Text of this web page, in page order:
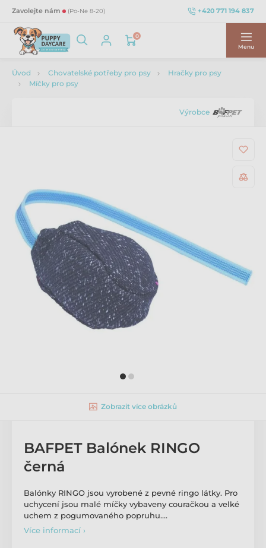
Zavolejte nám (Po-Ne 8-20) +420 771 194 837
0
Menu
Úvod Chovatelské potřeby pro psy
Hračky pro psy
Míčky pro psy
Výrobce
Zobrazit více obrázků
BAFPET Balónek RINGO
černá
Balónky RINGO jsou vyrobené z pevné ringo látky. Pro
uchycení jsou malé míčky vybaveny couračkou a velké
uchem z pogumovaného popruhu.…
Více informací ›